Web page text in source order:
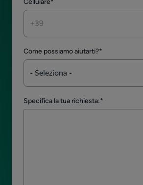
Come possiamo aiutarti?*
Specifica la tua richiesta:*